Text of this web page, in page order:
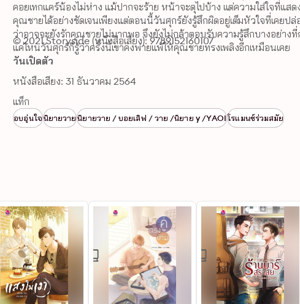
คอยเทกแคร์น้องไม่ห่าง แม้ปากจะร้าย หน้าจะดุไปบ้าง แต่ความใส่ใจที่แ
คุณชายได้อย่างชัดเจนเพียงแต่ตอนนี้วันศุกร์ยังรู้สึกผิดอยู่เต็มหัวใจที่เคย
ว่าอาจจะยังรักคุณชายไม่มากพอ จึงยังไม่กล้าตอบรับความรู้สึกบางอย่าง
แค่ไหนวันศุกร์ก็รู้ว่าครั้งนี้เขาคงพ่ายแพ้ให้คุณชายทรงเพลิงอีกเหมือนเคย
© 2021 Storyside (หนังสือเสียง): 9789152160107
วันเปิดตัว
หนังสือเสียง: 31 ธันวาคม 2564
แท็ก
อบอุ่นใจนิยายวายนิยายวาย / บอยเลิฟ / วาย /นิยาย y /YAOIโรแมนซ์ร่วมสมัย